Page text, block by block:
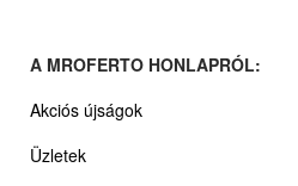
A MROFERTO HONLAPRÓL:
Akciós újságok
Üzletek